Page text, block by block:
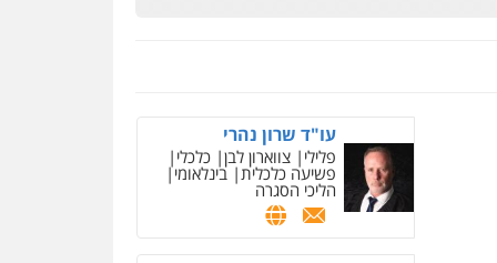
עו"ד שרון נהרי
פלילי צווארון לבן כלכלי
פשיעה כלכלית בינלאומי
הליכי הסגרה
מקצועיים לעורכי דין
0504578527
רונן הלל – מוניטין
מחיקת כתבות מגוגל
ודחיקת אזכורים שליליים
שירותים מקצועיים לעורכי